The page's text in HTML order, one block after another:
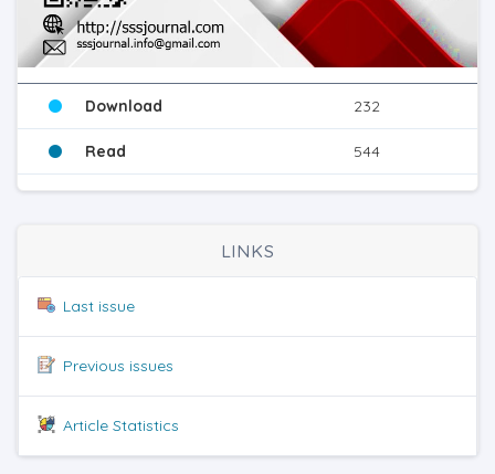
Download 232
Read 544
LINKS
Last issue
Previous issues
Article Statistics